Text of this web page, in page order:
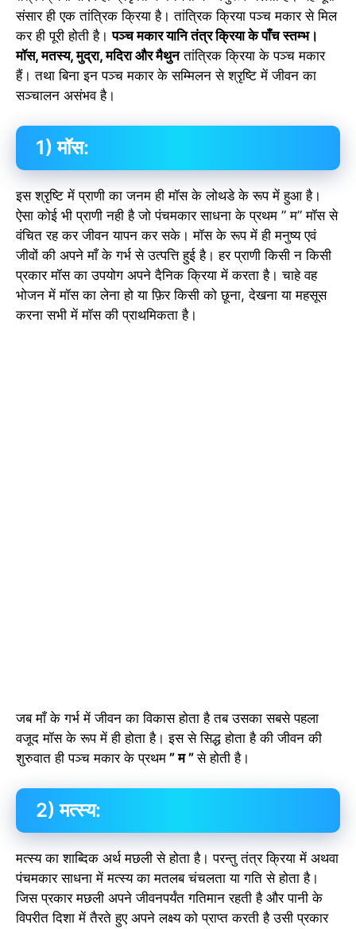
संसार ही एक तांत्रिक क्रिया है। तांत्रिक क्रिया पञ्च मकार से मिल
कर ही पूरी होती है।पञ्च मकार यानि तंत्र क्रिया के पाँच स्तम्भ।
मॉस, मतस्य, मुद्रा, मदिरा और मैथुनतांत्रिक क्रिया के पञ्च मकार
हैं। तथा बिना इन पञ्च मकार के सम्मिलन से श्रृष्टि में जीवन का
सञ्चालन असंभव है।
1) मॉस:
इस श्रृष्टि में प्राणी का जनम ही मॉस के लोथडे के रूप में हुआ है।
ऐसा कोई भी प्राणी नही है जो पंचमकार साधना के प्रथम ” म” मॉस से
वंचित रह कर जीवन यापन कर सके। मॉस के रूप में ही मनुष्य एवं
जीवों की अपने माँ के गर्भ से उत्पत्ति हुई है। हर प्राणी किसी न किसी
प्रकार मॉस का उपयोग अपने दैनिक क्रिया में करता है। चाहे वह
भोजन में मॉस का लेना हो या फ़िर किसी को छूना, देखना या महसूस
करना सभी में मॉस की प्राथमिकता है।
जब माँ के गर्भ में जीवन का विकास होता है तब उसका सबसे पहला
वजूद मॉस के रूप में ही होता है। इस से सिद्ध होता है की जीवन की
शुरुवात ही पञ्च मकार के प्रथम ” म ”से होती है।
2) मत्स्य:
मत्स्य का शाब्दिक अर्थ मछली से होता है। परन्तु तंत्र क्रिया में अथवा
पंचमकार साधना में मत्स्य का मतलब चंचलता या गति से होता है।
जिस प्रकार मछली अपने जीवनपर्यंत गतिमान रहती है और पानी के
विपरीत दिशा में तैरते हुए अपने लक्ष्य को प्राप्त करती है उसी प्रकार